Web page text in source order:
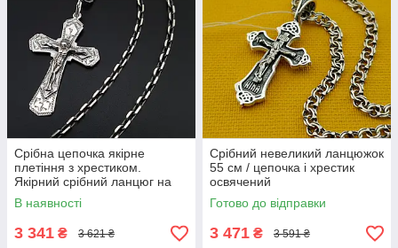
Срібна цепочка якірне
плетіння з хрестиком.
Якірний срібний ланцюг на
шию та хрест срібло 925
В наявності
3 341 ₴ 3 621 ₴
Срібний невеликий ланцюжок
55 см / цепочка і хрестик
освячений
Готово до відправки
3 471 ₴ 3 591 ₴